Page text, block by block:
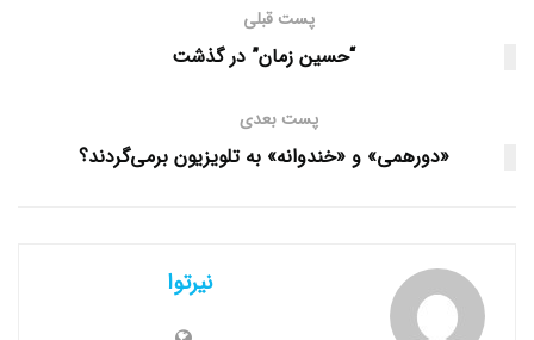
پست قبلی
“حسین زمان” در گذشت
پست بعدی
«دورهمی» و «خندوانه» به تلویزیون برمی‌گردند؟
نیرتوا